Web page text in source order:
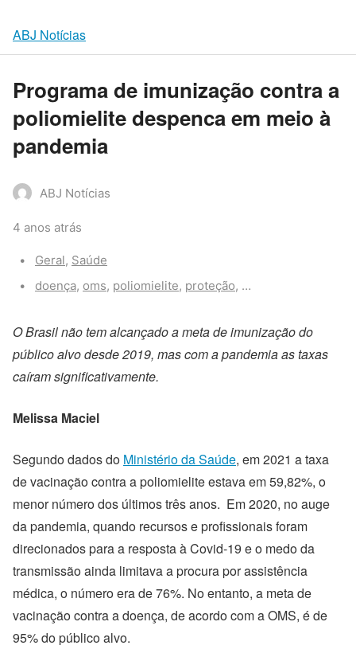
ABJ Notícias
Programa de imunização contra a
poliomielite despenca em meio à
pandemia
ABJ Notícias
4 anos atrás
Categories:
Geral, Saúde
Tags:
doença, oms, poliomielite, proteção, saude
O Brasil não tem alcançado a meta de imunização do
público alvo desde 2019, mas com a pandemia as taxas
caíram significativamente.
Melissa Maciel
Segundo dados do Ministério da Saúde, em 2021 a taxa
de vacinação contra a poliomielite estava em 59,82%, o
menor número dos últimos três anos. Em 2020, no auge
da pandemia, quando recursos e profissionais foram
direcionados para a resposta à Covid-19 e o medo da
transmissão ainda limitava a procura por assistência
médica, o número era de 76%. No entanto, a meta de
vacinação contra a doença, de acordo com a OMS, é de
95% do público alvo.